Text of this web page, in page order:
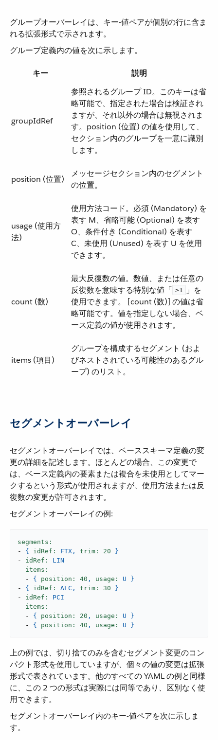
グループオーバーレイは、キー-値ペアが個別の行に含ま
れる拡張形式で示されます。
グループ定義内の値を次に示します。
キー 説明
groupIdRef
参照されるグループ ID。このキーは省
略可能で、指定された場合は検証され
ますが、それ以外の場合は無視されま
す。position (位置) の値を使用して、
セクション内のグループを一意に識別
します。
position (位置)
メッセージセクション内のセグメント
の位置。
usage (使用方
法)
使用方法コード。必須 (Mandatory) を
表す M、省略可能 (Optional) を表す
O、条件付き (Conditional) を表す
C、未使用 (Unused) を表す U を使用
できます。
count (数)
最大反復数の値。数値、または任意の
反復数を意味する特別な値「​ >1
​」を
使用できます。 [count (数)] の値は省
略可能です。値を指定しない場合、ベ
ース定義の値が使用されます。
items (項目)
グループを構成するセグメント (およ
びネストされている可能性のあるグル
ープ) のリスト。
セグメントオーバーレイ
セグメントオーバーレイでは、ベーススキーマ定義の変
更の詳細を記述します。ほとんどの場合、この変更で
は、ベース定義内の要素または複合を未使用としてマー
クするという形式が使用されますが、使用方法または反
復数の変更が許可されます。
セグメントオーバーレイの例:
segments:
-
{ idRef: FTX, trim: 20
}
-
idRef:
LIN
items:
-
{ position: 40 , usage: U
}
-
{ idRef: ALC, trim: 30
}
-
idRef:
PCI
items:
-
{ position: 20 , usage: U
}
-
{ position: 40 , usage: U }
上の例では、切り捨てのみを含むセグメント変更のコン
パクト形式を使用していますが、個々の値の変更は拡張
形式で表されています。他のすべての YAML の例と同様
に、この 2 つの形式は実際には同等であり、区別なく使
用できます。
セグメントオーバーレイ内のキー-値ペアを次に示しま
す。